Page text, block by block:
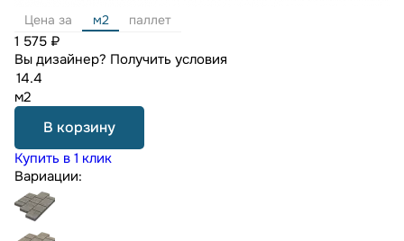
Цена за м2 паллет
1 575 ₽
Вы дизайнер? Получить условия
м2
В корзину
Купить в 1 клик
Вариации: